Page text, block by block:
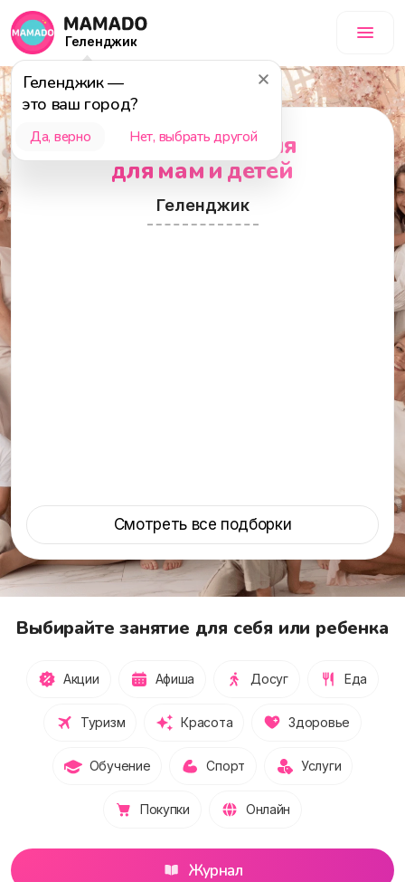
Геленджик
Геленджик—
это ваш город?
Да, верно Нет, выбрать другой
Места и события
для мам и детей
Геленджик
Смотреть все подборки
Выбирайте занятие для себя или ребенка
Акции Афиша Досуг Еда
Туризм Красота Здоровье
Обучение Спорт Услуги
Покупки Онлайн
Журнал